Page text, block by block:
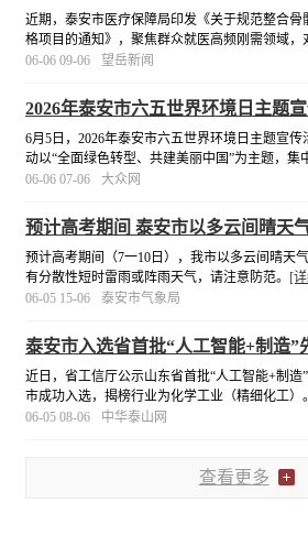
服务项目
近期，泰安市医疗保障局印发《关于规范整合
格项目的通知》，聚焦群众就医高频刚需领域，
声检查三大类医疗服务价格项目进行系统性整合
06-06 09-06 望岳新闻
2026年泰安市六五世界环境日主题
6月5日，2026年泰安市六五世界环境日主题宣
动以“全面绿色转型、共建美丽中国”为主题，集
丰硕成果，凝聚全民护绿共识，吹响全市生态文
06-06 07-06 大众网
预计高考期间 泰安市以多云间晴天
预计高考期间（7一10日），我市以多云间晴天
有分散性短时雷雨或阵雨天气，请注意防范。 [
06-05 15-06
泰安市气象局
泰安市入选省首批“人工智能+制造”
单
近日，省工信厅公示山东省首批“人工智能+制
市成功入选，揭榜行业为化学工业（精细化工）。
06-05 08-06
中华泰山网
查看更多